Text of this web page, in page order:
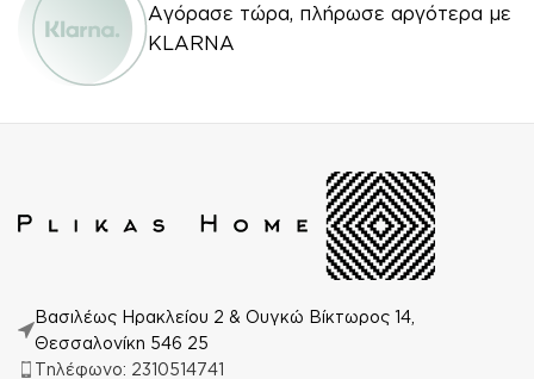
Αγόρασε τώρα, πλήρωσε αργότερα με
KLARNA
Βασιλέως Ηρακλείου 2 & Ουγκώ Βίκτωρος 14,
Θεσσαλονίκη 546 25
Τηλέφωνο: 2310514741